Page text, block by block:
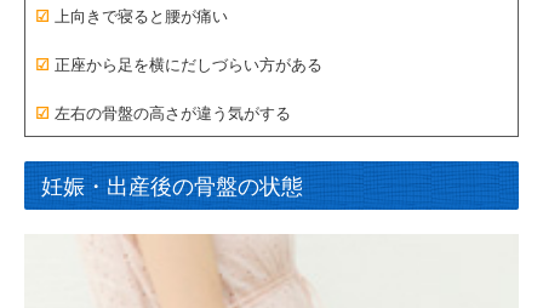
☑ 上向きで寝ると腰が痛い
☑ 正座から足を横にだしづらい方がある
☑ 左右の骨盤の高さが違う気がする
妊娠・出産後の骨盤の状態